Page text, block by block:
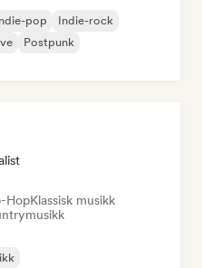
pop
Indie-rock
Postpunk
HopKlassisk musikk